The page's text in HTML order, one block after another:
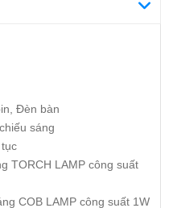
Đèn bàn
sáng
TORCH LAMP công suất
COB LAMP công suất 1W